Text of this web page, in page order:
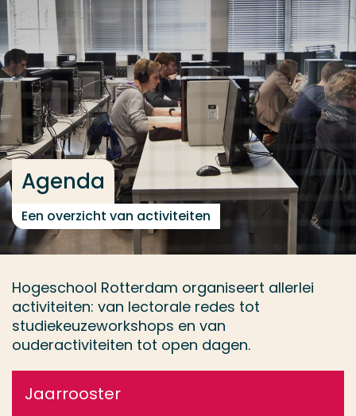
Ga direct naar de content
... > Agenda
Agenda
Een overzicht van activiteiten
Hogeschool Rotterdam organiseert allerlei
activiteiten: van lectorale redes tot
studiekeuzeworkshops en van
ouderactiviteiten tot open dagen.
Jaarrooster
Veel gezocht
Opleiding